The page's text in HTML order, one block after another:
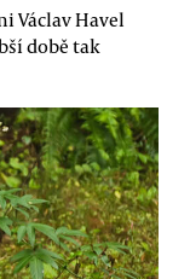
Václav Havel
době tak